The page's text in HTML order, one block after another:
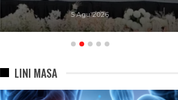
5 Agu 2026
LINI MASA